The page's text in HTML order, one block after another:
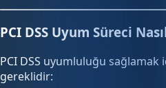
PCI DSS Uyum Süreci
PCI DSS uyumluluğu sağlamak
gereklidir: